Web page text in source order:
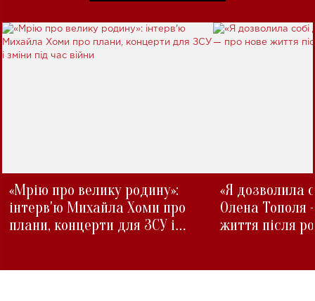
«Мрію про велику родину»:
інтерв'ю Михайла Хоми про
плани, концерти для ЗСУ і
«Я дозволила
Олена Тополя
життя після